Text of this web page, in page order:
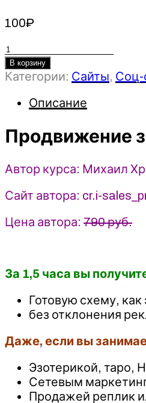
100₽
Количество
товара
Продвижение
тематик
ВК
Михаил
Христосенко
(2024)
SMM
Академия
В корзину
Категории: Сайты, Соц-
Описание
Продвижение
Автор курса: Михаил
Сайт автора: cr.i-
Цена автора: 790 руб.
За 1,5 часа вы
Готовую схему, как
без отклонения
Даже, если вы
Эзотерикой, таро,
Сетевым
Продажей реплик